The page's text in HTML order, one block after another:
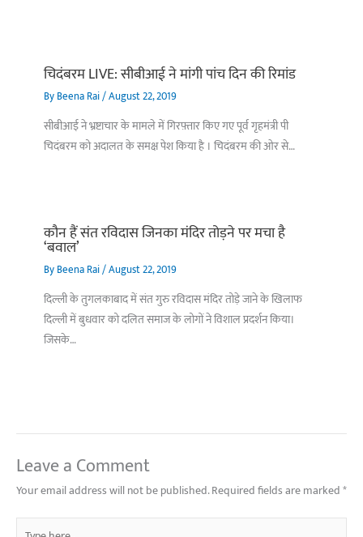
चिदंबरम LIVE: सीबीआई ने मांगी पांच दिन की रिमांड
ByBeena Rai/August 22, 2019
सीबीआई ने भ्रष्टाचार के मामले में गिरफ़्तार किए गए पूर्व गृहमंत्री पी
चिदंबरम को अदालत के समक्ष पेश किया है । चिदंबरम की ओर से…
कौन हैं संत रविदास जिनका मंदिर तोड़ने पर मचा है
‘बवाल’
ByBeena Rai/August 22, 2019
दिल्ली के तुगलकाबाद में संत गुरु रविदास मंदिर तोड़े जाने के खिलाफ
दिल्ली में बुधवार को दलित समाज के लोगों ने विशाल प्रदर्शन किया।
जिसके…
Leave a Comment
Your email address will not be published.Required fields are marked*